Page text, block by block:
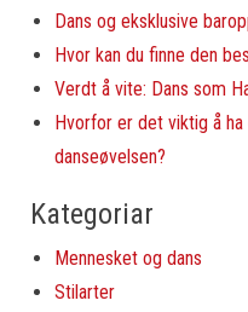
Dans og eksklusive
Hvor kan du finne den
Verdt å vite: Dans som
Hvorfor er det viktig å
danseøvelsen?
Kategoriar
Mennesket og dans
Stilarter